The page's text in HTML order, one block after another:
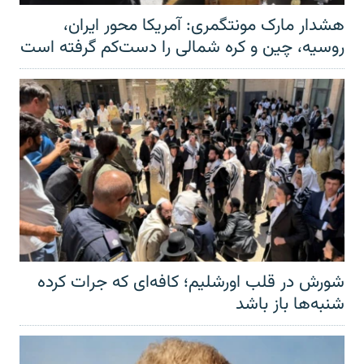
هشدار مارک مونتگمری: آمریکا محور ایران،
روسیه، چین و کره شمالی را دست‌کم گرفته است
شورش در قلب اورشلیم؛ کافه‌ای که جرات کرده
شنبه‌ها باز باشد